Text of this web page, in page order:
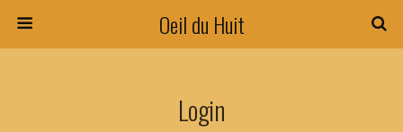
Oeil du Huit
Login